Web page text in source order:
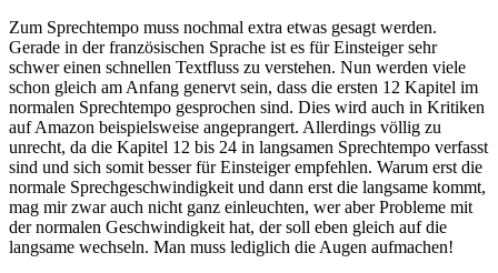
Zum Sprechtempo muss nochmal extra etwas gesagt werden.
Gerade in der französischen Sprache ist es für Einsteiger sehr
schwer einen schnellen Textfluss zu verstehen. Nun werden viele
schon gleich am Anfang genervt sein, dass die ersten 12 Kapitel im
normalen Sprechtempo gesprochen sind. Dies wird auch in Kritiken
auf Amazon beispielsweise angeprangert. Allerdings völlig zu
unrecht, da die Kapitel 12 bis 24 in langsamen Sprechtempo verfasst
sind und sich somit besser für Einsteiger empfehlen. Warum erst die
normale Sprechgeschwindigkeit und dann erst die langsame kommt,
mag mir zwar auch nicht ganz einleuchten, wer aber Probleme mit
der normalen Geschwindigkeit hat, der soll eben gleich auf die
langsame wechseln. Man muss lediglich die Augen aufmachen!